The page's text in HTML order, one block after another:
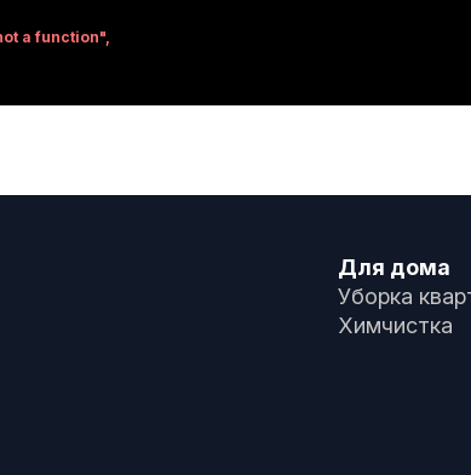
Для дома
Уборка
Химчистка